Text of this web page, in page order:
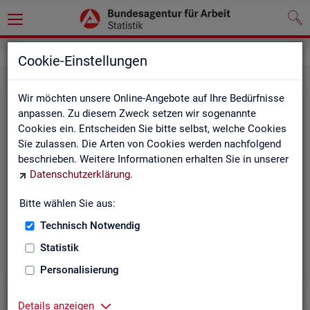
Cookie-Einstellungen
Wir möchten unsere Online-Angebote auf Ihre Bedürfnisse
anpassen. Zu diesem Zweck setzen wir sogenannte
Cookies ein. Entscheiden Sie bitte selbst, welche Cookies
Sie zulassen. Die Arten von Cookies werden nachfolgend
beschrieben. Weitere Informationen erhalten Sie in unserer
Datenschutzerklärung.
Bitte wählen Sie aus:
Technisch Notwendig
Statistik
Personalisierung
Details anzeigen
Re­gio­na­le Glie­de­run­gen
Landkreise) in den Statistiken der BA